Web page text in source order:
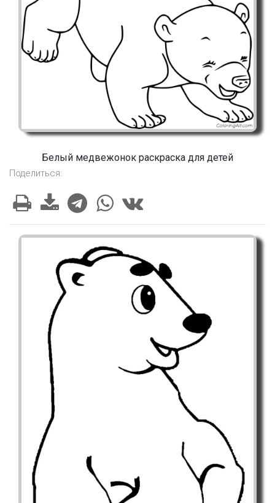
Белый медвежонок раскраска для детей
Поделиться: